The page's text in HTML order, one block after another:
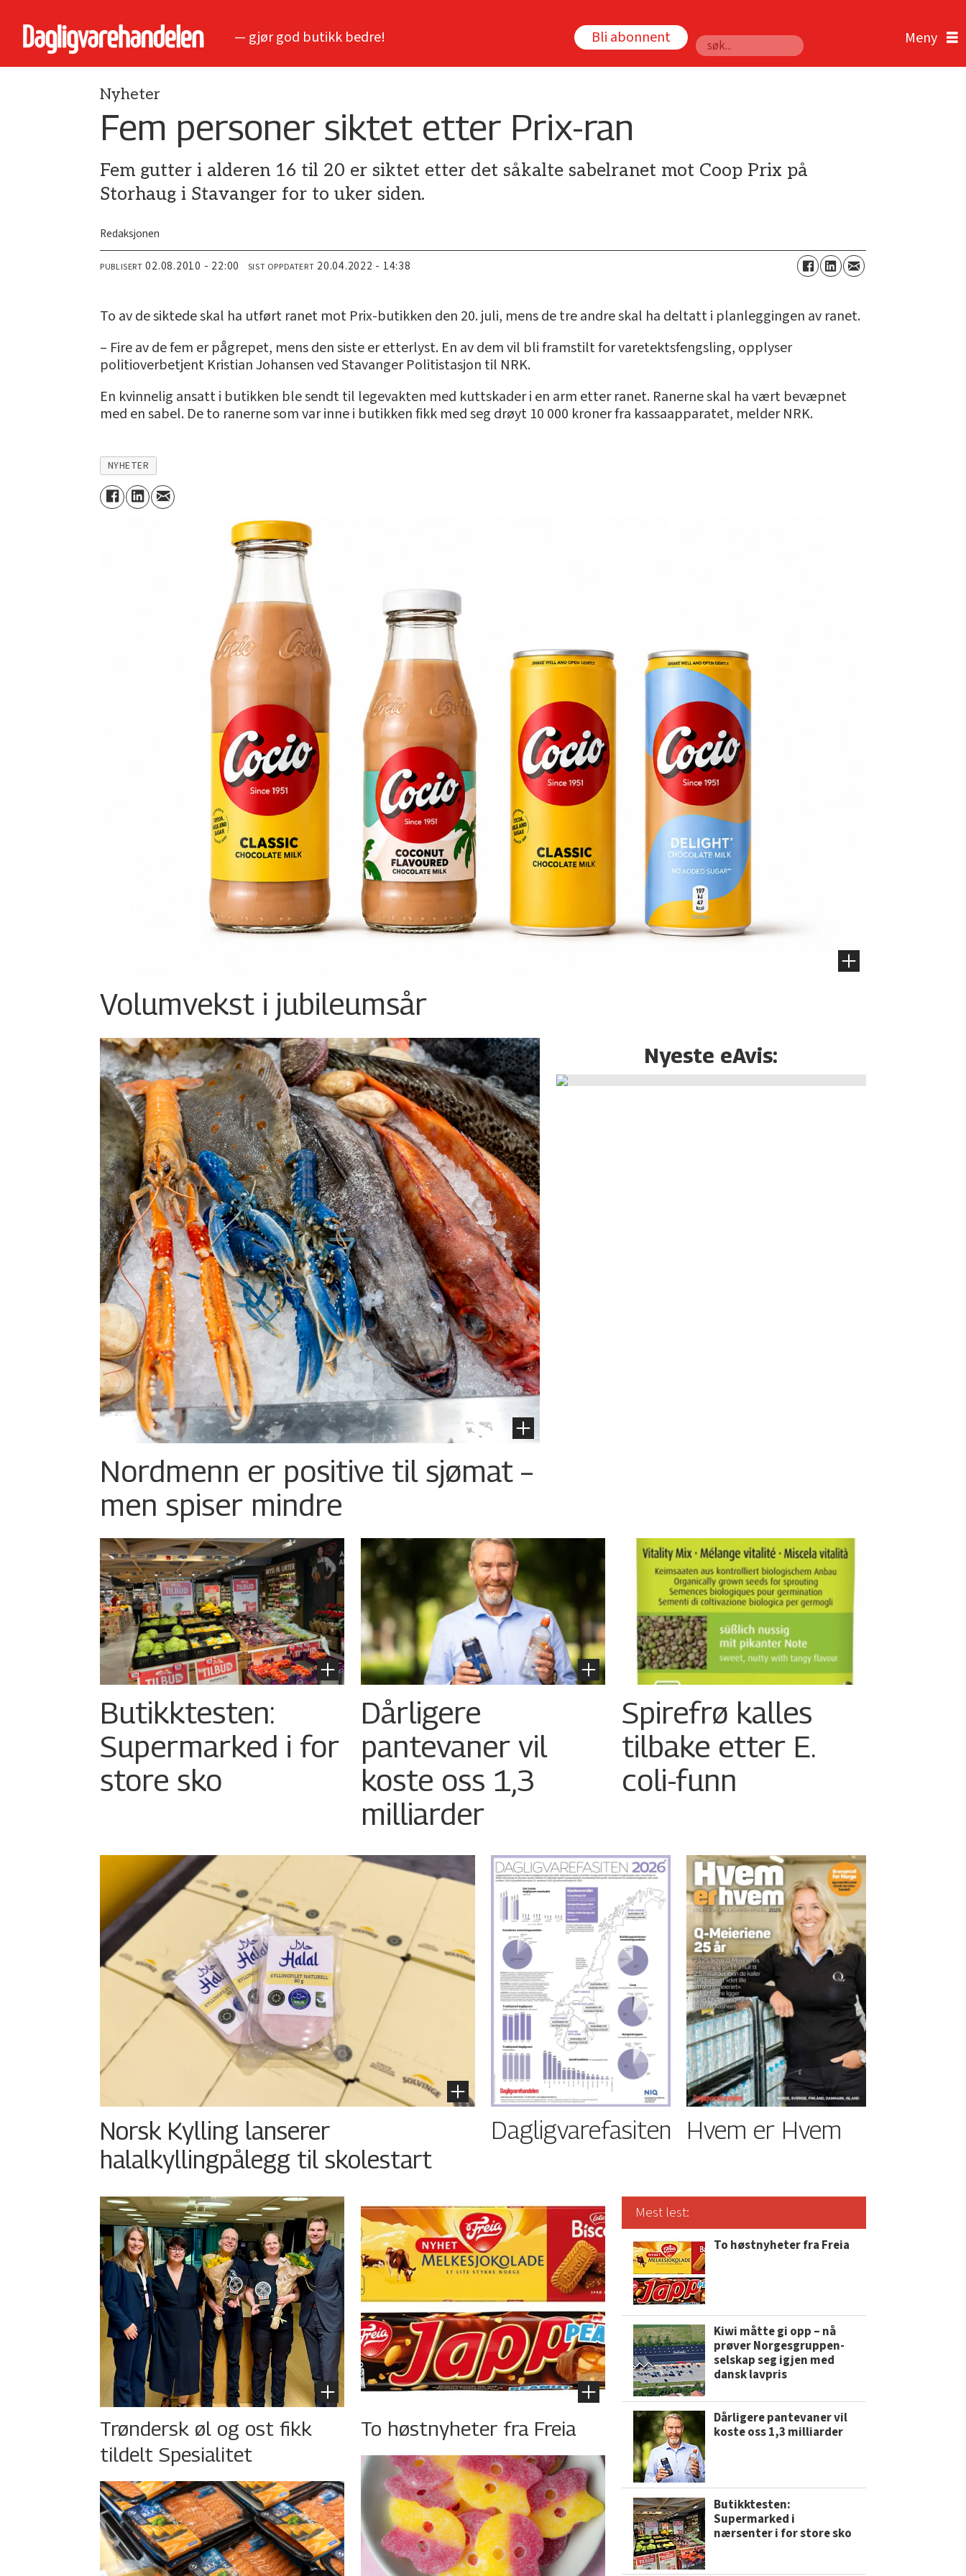
— gjør god butikk bedre! Bli abonnent
Søk
Nyheter
Fem personer siktet etter Prix-ran
Fem gutter i alderen 16 til 20 er siktet etter det såkalte sabelranet mot Coop Prix på
Storhaug i Stavanger for to uker siden.
Redaksjonen
PUBLISERT 02.08.2010 - 22:00 SIST OPPDATERT 20.04.2022 - 14:38
To av de siktede skal ha utført ranet mot Prix-butikken den 20. juli, mens de tre andre skal ha deltatt i planleggingen av ranet.
– Fire av de fem er pågrepet, mens den siste er etterlyst. En av dem vil bli framstilt for varetektsfengsling, opplyser
politioverbetjent Kristian Johansen ved Stavanger Politistasjon til NRK.
En kvinnelig ansatt i butikken ble sendt til legevakten med kuttskader i en arm etter ranet. Ranerne skal ha vært bevæpnet
med en sabel. De to ranerne som var inne i butikken fikk med seg drøyt 10 000 kroner fra kassaapparatet, melder NRK.
NYHETER
Volumvekst i jubileumsår
Nordmenn er positive til sjømat –
men spiser mindre
Nyeste eAvis:
Butikktesten:
Supermarked i for
store sko
Dårligere
pantevaner vil
koste oss 1,3
milliarder
Spirefrø kalles
tilbake etter E.
coli-funn
Norsk Kylling lanserer
halalkyllingpålegg til skolestart
Dagligvarefasiten Hvem er Hvem
Trøndersk øl og ost fikk
tildelt Spesialitet
To høstnyheter fra Freia
Mest lest:
To høstnyheter fra Freia
Kiwi måtte gi opp – nå
prøver Norgesgruppen-
selskap seg igjen med
dansk lavpris
Dårligere pantevaner vil
koste oss 1,3 milliarder
Butikktesten:
Supermarked i
nærsenter i for store sko